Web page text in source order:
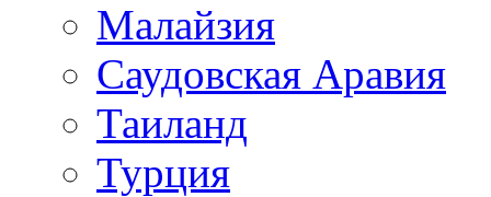
Малайзия
Саудовская Аравия
Таиланд
Турция